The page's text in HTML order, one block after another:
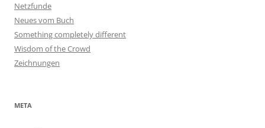
Netzfunde
Neues vom Buch
Something completely different
Wisdom of the Crowd
Zeichnungen
META